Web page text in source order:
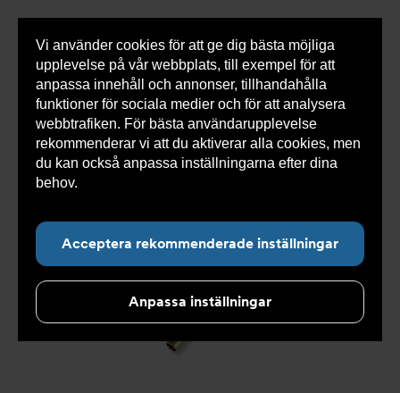
Vi använder cookies för att ge dig bästa möjliga
upplevelse på vår webbplats, till exempel för att
anpassa innehåll och annonser, tillhandahålla
funktioner för sociala medier och för att analysera
webbtrafiken. För bästa användarupplevelse
rekommenderar vi att du aktiverar alla cookies, men
du kan också anpassa inställningarna efter dina
behov.
Acceptera rekommenderade inställningar
Anpassa inställningar
0 varorSnabborder
Du
här:
Armatec > Produkter > Kyla > Slang >
Slang
OXY
> Slang OXY AT 5745- >
Slang OXY Inv. 90° x
Slät. AT 5745-W465259053